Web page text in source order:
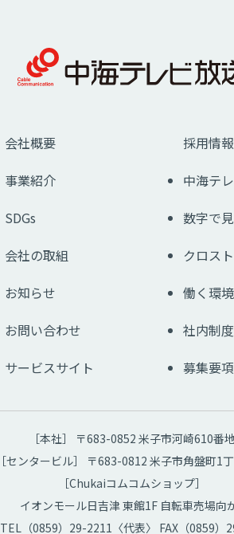
会社概要
事業紹介
SDGs
会社の取組
お知らせ
お問い合わせ
サービスサイト
採用情報
中海テ
数字で
クロス
働く環境
社内制度
募集要項
［本社］ 〒683-0852 米子市河崎610番
［センタービル］ 〒683-0812 米子市角盤町1
［Chukaiコムコムショップ］
イオンモール日吉津 東館1F 自転車売場向
TEL（0859）29-2211〈代表〉 FAX（0859）